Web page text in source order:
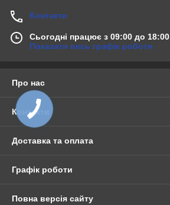
Контакти
Сьогодні працює з 09:00 до 18:00
Показати весь графік роботи
Про нас
Контакти
Доставка та оплата
Графік роботи
Повна версія сайту